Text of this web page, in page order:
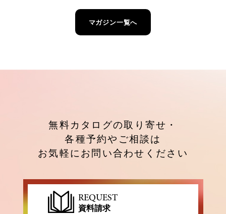
マガジン一覧へ
無料カタログの取り寄せ・
各種予約やご相談は
お気軽にお問い合わせください
REQUEST
資料請求